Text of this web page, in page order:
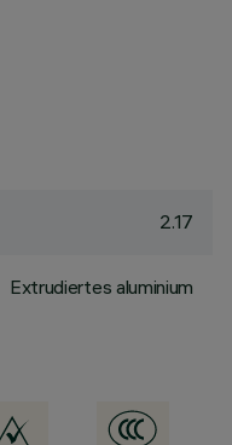
2.17
Extrudiertes aluminium